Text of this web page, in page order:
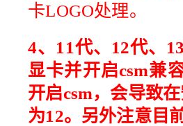
卡LOGO处理。
4、 11代、12代、
显卡并开启csm兼
开启csm，会导致
为12。另外注意目